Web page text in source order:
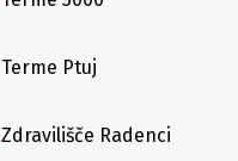
Terme Ptuj
Zdravilišče Radenci